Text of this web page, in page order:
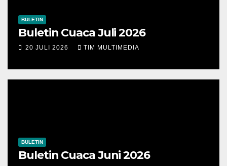
BULETIN
Buletin Cuaca Juli 2026
20 JULI 2026 TIM MULTIMEDIA
BULETIN
Buletin Cuaca Juni 2026